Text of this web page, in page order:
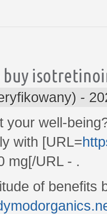
-
your well-
with [URL=
mg[/URL - .
of benefits